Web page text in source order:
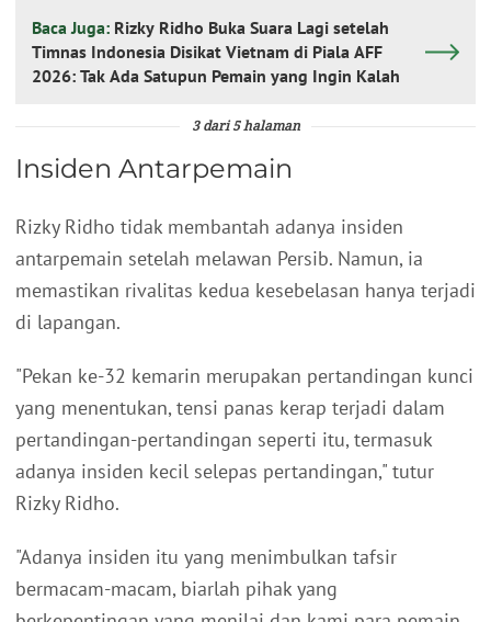
Baca Juga: Rizky Ridho Buka Suara Lagi setelah
Timnas Indonesia Disikat Vietnam di Piala AFF
2026: Tak Ada Satupun Pemain yang Ingin Kalah
3 dari 5 halaman
Insiden Antarpemain
Rizky Ridho tidak membantah adanya insiden
antarpemain setelah melawan Persib. Namun, ia
memastikan rivalitas kedua kesebelasan hanya terjadi
di lapangan.
"Pekan ke-32 kemarin merupakan pertandingan kunci
yang menentukan, tensi panas kerap terjadi dalam
pertandingan-pertandingan seperti itu, termasuk
adanya insiden kecil selepas pertandingan," tutur
Rizky Ridho.
"Adanya insiden itu yang menimbulkan tafsir
bermacam-macam, biarlah pihak yang